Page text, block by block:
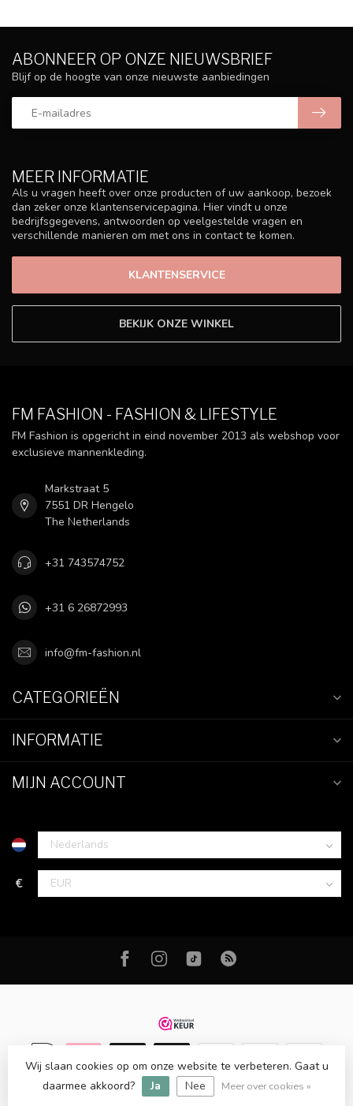
MEER INFORMATIE
Als u vragen heeft over onze producten of uw aankoop, bezoek
dan zeker onze klantenservicepagina. Hier vindt u onze
bedrijfsgegevens, antwoorden op veelgestelde vragen en
verschillende manieren om met ons in contact te komen.
KLANTENSERVICE
BEKIJK ONZE WINKEL
ABONNEER OP ONZE NIEUWSBRIEF
Blijf op de hoogte van onze nieuwste aanbiedingen
FM FASHION - FASHION & LIFESTYLE
FM Fashion is opgericht in eind november 2013 als webshop voor
exclusieve mannenkleding.
Markstraat 5
7551 DR Hengelo
The Netherlands
+31 743574752
+31 6 26872993
info@fm-fashion.nl
CATEGORIEËN
INFORMATIE
MIJN ACCOUNT
€
© Copyright 2026 FM Fashion - Fashion & Lifestyle
Wij slaan cookies op om onze website te verbeteren. Gaat u
daarmee akkoord?
Ja Nee Meer over cookies »